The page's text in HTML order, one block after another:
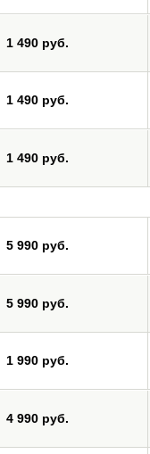
1 490 руб.
1 490 руб.
1 490 руб.
5 990 руб.
5 990 руб.
1 990 руб.
4 990 руб.